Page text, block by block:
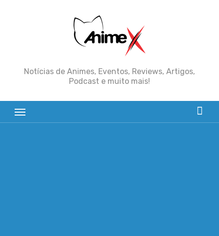
Notícias de Animes, Eventos, Reviews, Artigos,
Podcast e muito mais!